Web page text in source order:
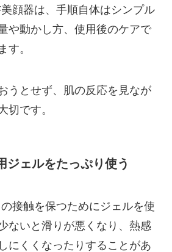
顔器は、手順自体はシンプル
や動かし方、使用後のケアで
す。
うとせず、肌の反応を見なが
切です。
ェルをたっぷり使う
接触を保つためにジェルを使
ないと滑りが悪くなり、熱感
にくくなったりすることがあ